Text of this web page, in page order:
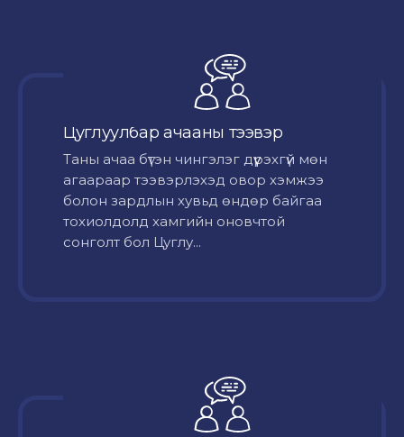
Цуглуулбар ачааны тээвэр
Таны ачаа бүтэн чингэлэг дүүрэхгүй мөн
агаараар тээвэрлэхэд овор хэмжээ
болон зардлын хувьд өндөр байгаа
тохиолдолд хамгийн оновчтой
сонголт бол Цуглу...